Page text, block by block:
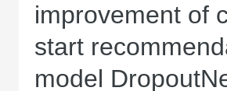
improvement of
start
model